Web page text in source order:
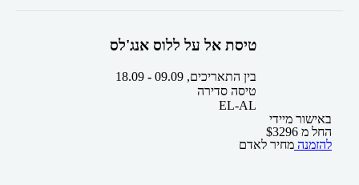
טיסת אל על ללוס אנג'לס
בין התאריכים, -
18.09
טיסה סדירה
EL-AL
באישור מיידי
החל מ
$3296
להזמנה מחיר לאדם